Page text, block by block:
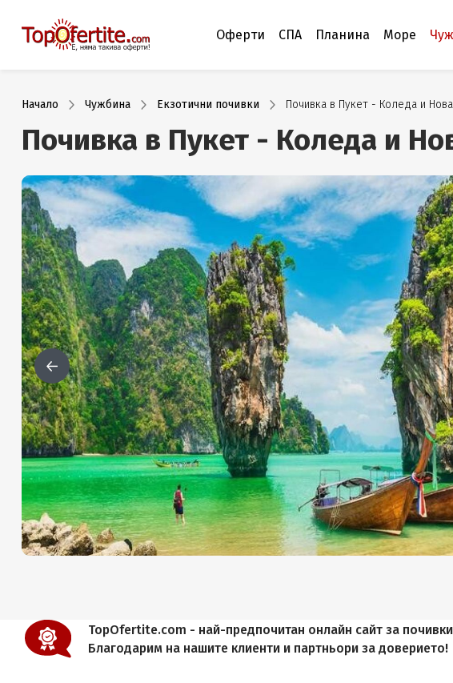
Оферти СПА Планина Море
Начало Чужбина Екзотични почивки Почивка в Пукет - Коледа и
Почивка в Пукет - Коледа и
TopOfertite.com - най-предпочитан онлайн сайт за почивки
Благодарим на нашите клиенти и партньори за доверието!